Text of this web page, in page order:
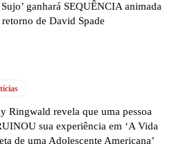
Sujo’ ganhará SEQUÊNCIA animada
de David Spade
Ringwald revela que uma pessoa
sua experiência em ‘A Vida
de uma Adolescente Americana’